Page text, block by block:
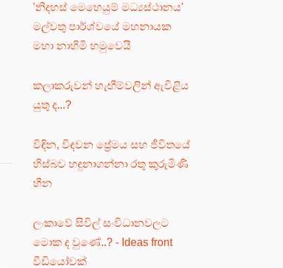
'නිදහස් මෙහෙයුම් මධ්‍යස්ථානය'
මල්වතු පාර්ශ්වයේ මහනායක
මහා නාහිමි හමුවෙයි
කලාකරුවන් හැඟීම්වලින් ඇවිළිය
යුතු ද...?
විඳින, විඳවන ප්‍රේමය සහ ජීවිතයේ
හිස්බව හඳුනාගන්නා රතු කුරුමිණි
හීන
ලංකාවේ සිවිල් සංවිධානවලට
මොක ද වුණේ..? - Ideas front
වීඩියෝවක්